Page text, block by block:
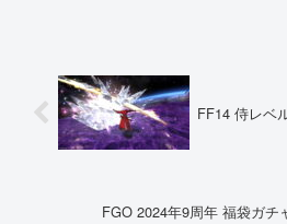
FF14 侍レベ
FGO 2024年9周年 福袋ガチ